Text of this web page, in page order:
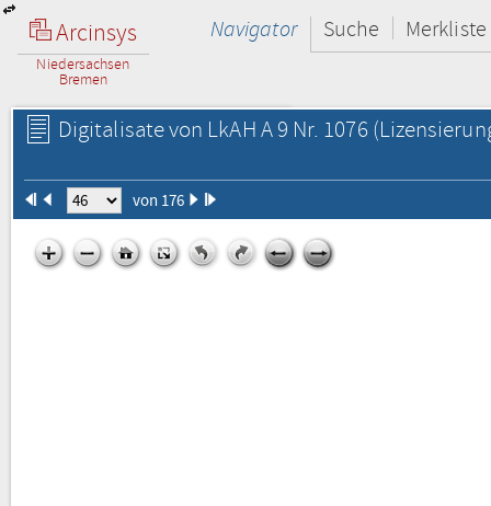
Arcinsys
Niedersachsen
Bremen
Navigator Suche Merkliste
Digitalisate von LkAH A 9 Nr. 1076
von 176